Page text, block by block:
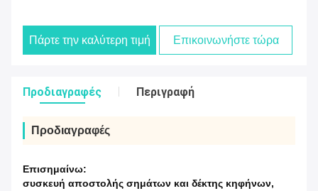
Πάρτε την καλύτερη τιμή Επικοινωνήστε τώρα
Προδιαγραφές Περιγραφή
Προδιαγραφές
Επισημαίνω:
συσκευή αποστολής σημάτων και δέκτης κηφήνων,